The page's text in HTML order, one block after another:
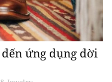
ứng dụng đời